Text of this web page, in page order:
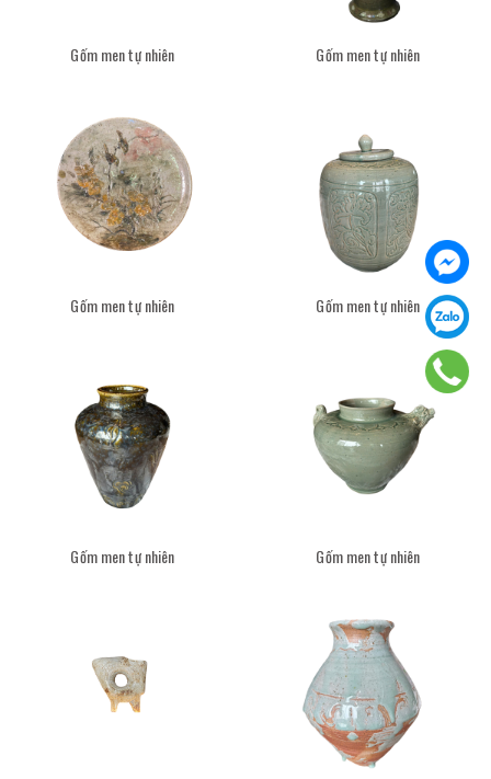
Gốm men tự nhiên Gốm men tự nhiên
Gốm men tự nhiên Gốm men tự nhiên
Gốm men tự nhiên Gốm men tự nhiên